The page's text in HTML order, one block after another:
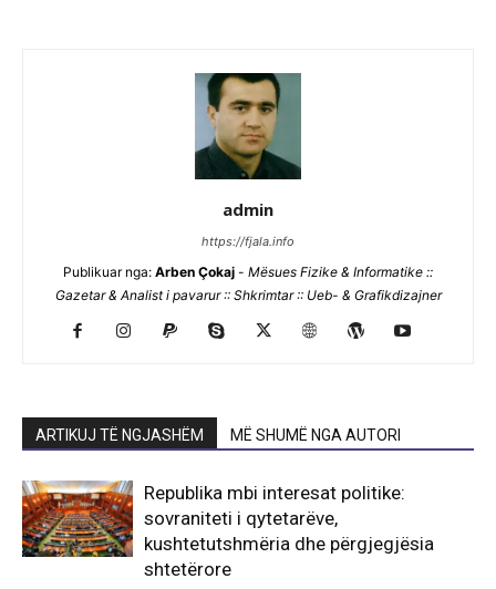
admin
https://fjala.info
Publikuar nga: Arben Çokaj - Mësues Fizike & Informatike ::
Gazetar & Analist i pavarur :: Shkrimtar :: Ueb- & Grafikdizajner
ARTIKUJ TË NGJASHËM MË SHUMË NGA AUTORI
Republika mbi interesat politike:
sovraniteti i qytetarëve,
kushtetutshmëria dhe përgjegjësia
shtetërore